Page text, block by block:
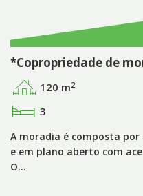
120 m2
3
A moradia é composta
e em plano aberto com
O…